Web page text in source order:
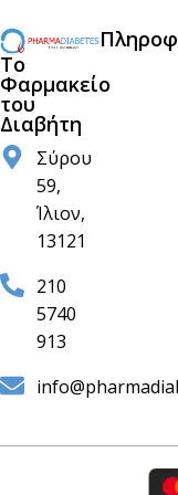
Το
Φαρμακείο
του
Διαβήτη
Σύρου
59,
Ίλιον,
13121
210
5740
913